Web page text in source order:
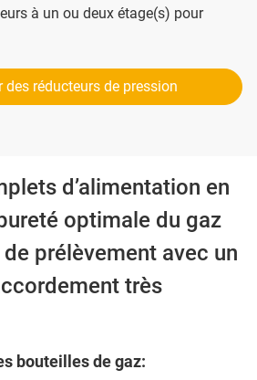
à un ou deux étage(s) pour
des réducteurs de pression
d’alimentation en
optimale du gaz
de prélèvement avec un
très
bouteilles de gaz: